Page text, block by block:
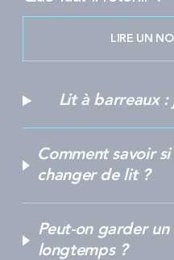
LIRE UN
Lit à barreaux :
Comment savoir
changer de lit ?
Peut-on garder
longtemps ?